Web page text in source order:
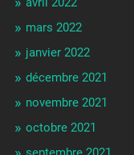
mars 2022
janvier 2022
décembre 2021
novembre 2021
octobre 2021